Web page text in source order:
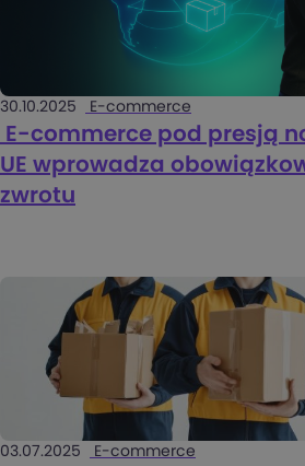
30.10.2025 E-commerce
E-commerce pod presją
UE wprowadza
zwrotu
03.07.2025 E-commerce